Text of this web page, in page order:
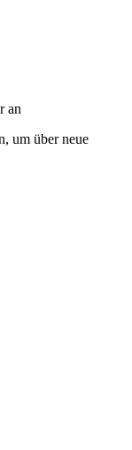
an
um über neue